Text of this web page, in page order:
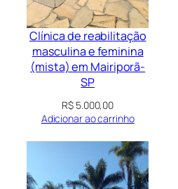
Clínica de reabilitação
masculina e feminina
(mista) em Mairiporã-
SP
R$ 5.000,00
Adicionar ao carrinho